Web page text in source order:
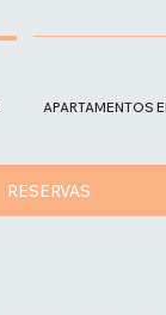
APARTAMENTOS
RESERVAS